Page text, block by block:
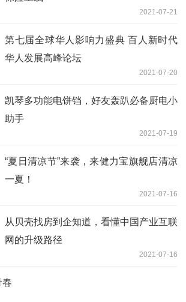
2021-07-21
第七届全球华人影响力盛典 百人新时代
华人发展高峰论坛
2021-07-20
凯琴多功能电饼铛，好友轰趴必备厨电小
助手
2021-07-19
“夏日清凉节”来袭，来健力宝旗舰店清凉
一夏！
2021-07-16
从贝壳找房到企知道，看懂中国产业互联
网的升级路径
2021-07-16
春